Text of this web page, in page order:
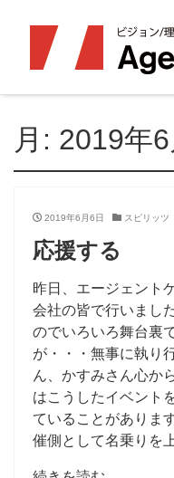
月: 2019年6
2019年6月6日 スピリッツ
応援する
昨日、エージェント
会社の皆で行いまし
のでいろいろ舞台裏
が・・・無事に執り
ん、かすみさん心か
はこうしたイベント
ていることがありま
催側として名乗りを